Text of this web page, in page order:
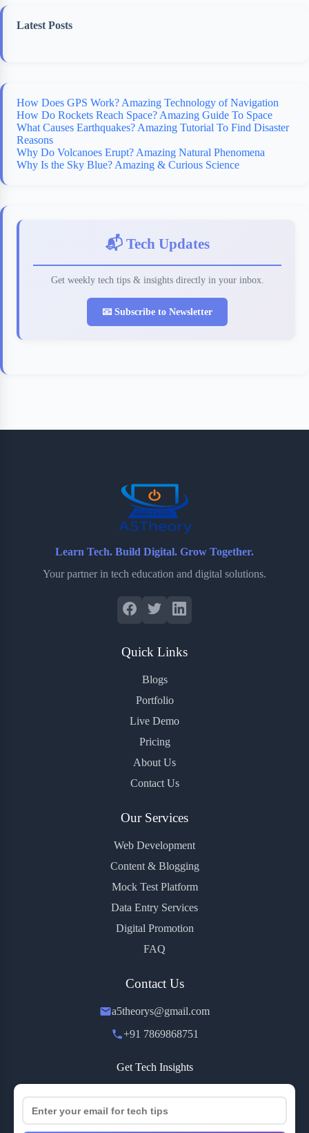
Latest Posts
How Does GPS Work? Amazing Technology of Navigation
How Do Rockets Reach Space? Amazing Guide To Space
What Causes Earthquakes? Amazing Tutorial To Find Disaster
Reasons
Why Do Volcanoes Erupt? Amazing Natural Phenomena
Why Is the Sky Blue? Amazing & Curious Science
📬 Tech Updates
Get weekly tech tips & insights directly in your inbox.
📧 Subscribe to Newsletter
Learn Tech. Build Digital. Grow Together.
Your partner in tech education and digital solutions.
Quick Links
Blogs
Portfolio
Live Demo
Pricing
About Us
Contact Us
Our Services
Web Development
Content & Blogging
Mock Test Platform
Data Entry Services
Digital Promotion
FAQ
Contact Us
a5theorys@gmail.com
+91 7869868751
Get Tech Insights